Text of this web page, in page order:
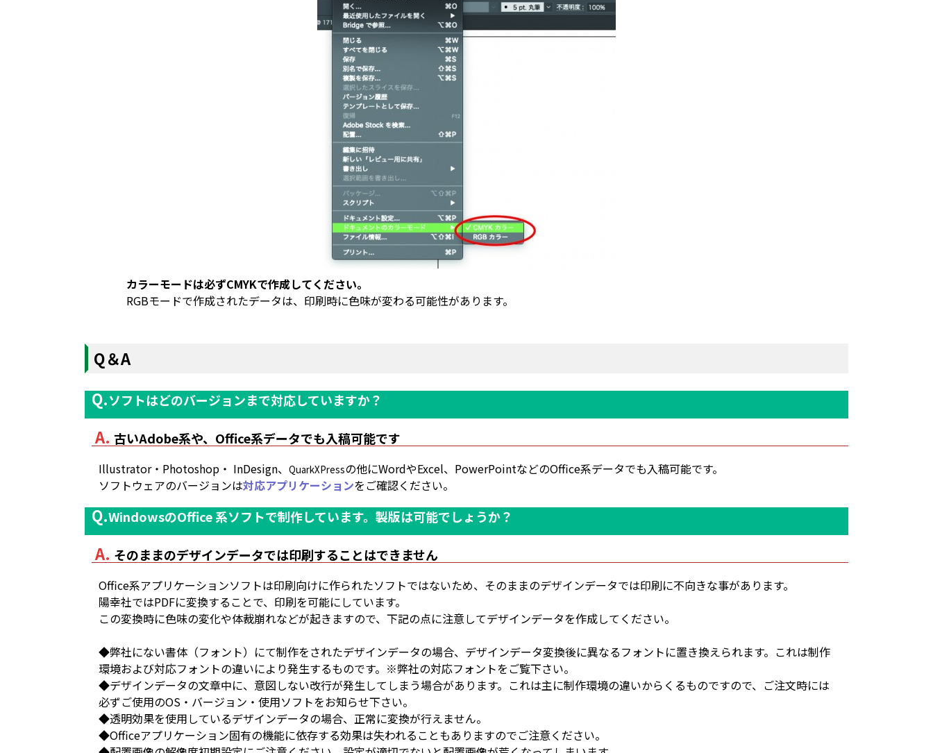
カラーモードは必ずCMYKで作成してください。
RGBモードで作成されたデータは、印刷時に色味が変わる可能性があります。
Q＆A
ソフトはどのバージョンまで対応していますか？
古いAdobe系や、Office系データでも入稿可能です
Illustrator・Photoshop・ InDesign、 QuarkXPressの他にWordやExcel、PowerPointなどのOffice系データでも入稿可能です。
ソフトウェアのバージョンは対応アプリケーションをご確認ください。
WindowsのOffice 系ソフトで制作しています。製版は可能でしょうか？
そのままのデザインデータでは印刷することはできません
Office系アプリケーションソフトは印刷向けに作られたソフトではないため、そのままのデザインデータでは印刷に不向きな事があります。
陽幸社ではPDFに変換することで、印刷を可能にしています。
この変換時に色味の変化や体裁崩れなどが起きますので、下記の点に注意してデザインデータを作成してください。
◆弊社にない書体（フォント）にて制作をされたデザインデータの場合、デザインデータ変換後に異なるフォントに置き換えられます。これは制作
環境および対応フォントの違いにより発生するものです。※弊社の対応フォントをご覧下さい。
◆デザインデータの文章中に、意図しない改行が発生してしまう場合があります。これは主に制作環境の違いからくるものですので、ご注文時には
必ずご使用のOS・バージョン・使用ソフトをお知らせ下さい。
◆透明効果を使用しているデザインデータの場合、正常に変換が行えません。
◆Officeアプリケーション固有の機能に依存する効果は失われることもありますのでご注意ください。